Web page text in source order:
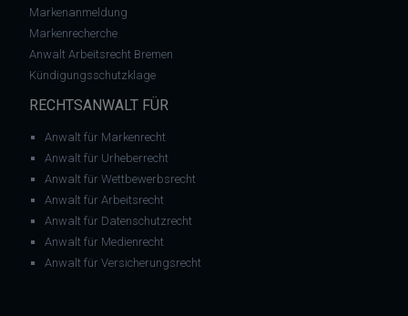
Markenanmeldung
Markenrecherche
Anwalt Arbeitsrecht Bremen
Kündigungsschutzklage
RECHTSANWALT FÜR
Anwalt für Markenrecht
Anwalt für Urheberrecht
Anwalt für Wettbewerbsrecht
Anwalt für Arbeitsrecht
Anwalt für Datenschutzrecht
Anwalt für Medienrecht
Anwalt für Versicherungsrecht